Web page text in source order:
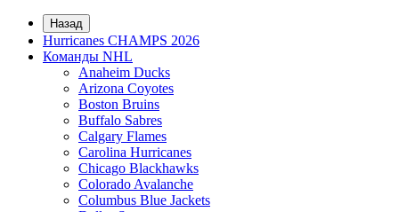
Назад
Hurricanes CHAMPS 2026
Команды NHL
Anaheim Ducks
Arizona Coyotes
Boston Bruins
Buffalo Sabres
Calgary Flames
Carolina Hurricanes
Chicago Blackhawks
Colorado Avalanche
Columbus Blue Jackets